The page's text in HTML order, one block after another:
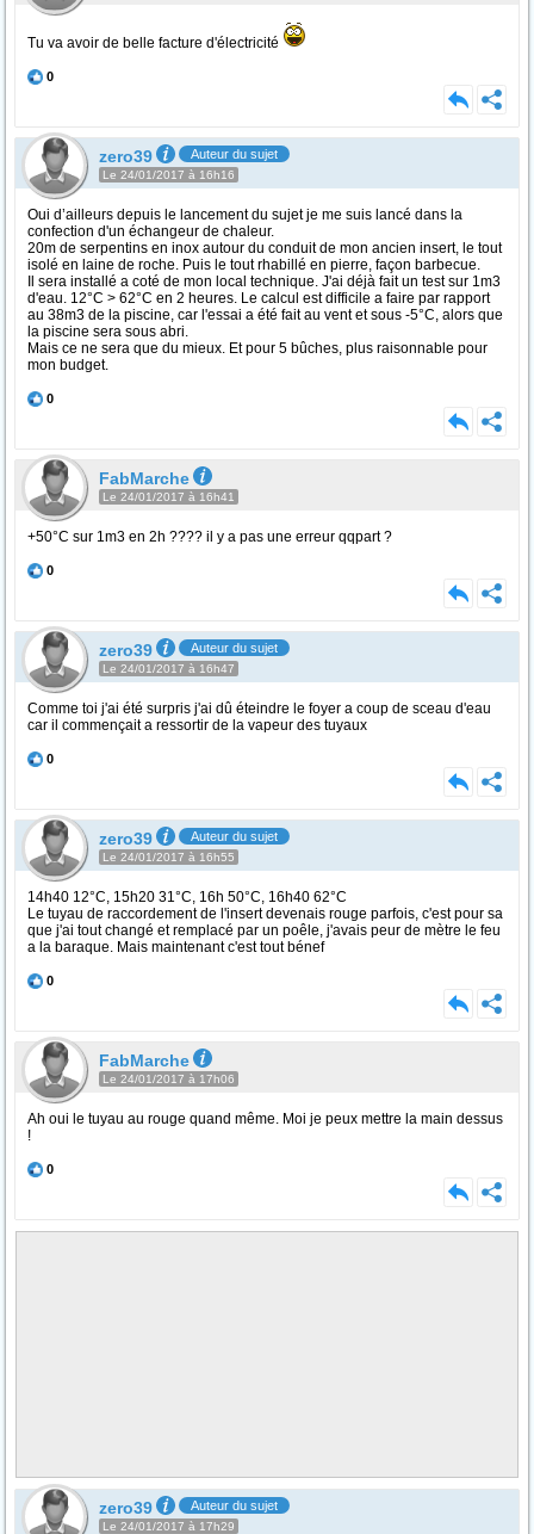
Tu va avoir de belle facture d'électricité
0
zero39 Auteur du sujet
Le 24/01/2017 à 16h16
Oui d’ailleurs depuis le lancement du sujet je me suis lancé dans la
confection d'un échangeur de chaleur.
20m de serpentins en inox autour du conduit de mon ancien insert, le tout
isolé en laine de roche. Puis le tout rhabillé en pierre, façon barbecue.
Il sera installé a coté de mon local technique. J'ai déjà fait un test sur 1m3
d'eau. 12°C > 62°C en 2 heures. Le calcul est difficile a faire par rapport
au 38m3 de la piscine, car l'essai a été fait au vent et sous -5°C, alors que
la piscine sera sous abri.
Mais ce ne sera que du mieux. Et pour 5 bûches, plus raisonnable pour
mon budget.
0
FabMarche
Le 24/01/2017 à 16h41
+50°C sur 1m3 en 2h ???? il y a pas une erreur qqpart ?
0
zero39 Auteur du sujet
Le 24/01/2017 à 16h47
Comme toi j'ai été surpris j'ai dû éteindre le foyer a coup de sceau d'eau
car il commençait a ressortir de la vapeur des tuyaux
0
zero39 Auteur du sujet
Le 24/01/2017 à 16h55
14h40 12°C, 15h20 31°C, 16h 50°C, 16h40 62°C
Le tuyau de raccordement de l'insert devenais rouge parfois, c'est pour sa
que j'ai tout changé et remplacé par un poêle, j'avais peur de mètre le feu
a la baraque. Mais maintenant c'est tout bénef
0
FabMarche
Le 24/01/2017 à 17h06
Ah oui le tuyau au rouge quand même. Moi je peux mettre la main dessus
!
0
zero39 Auteur du sujet
Le 24/01/2017 à 17h29